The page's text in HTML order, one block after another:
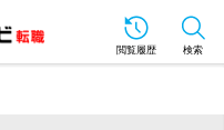
閲覧履歴 検索